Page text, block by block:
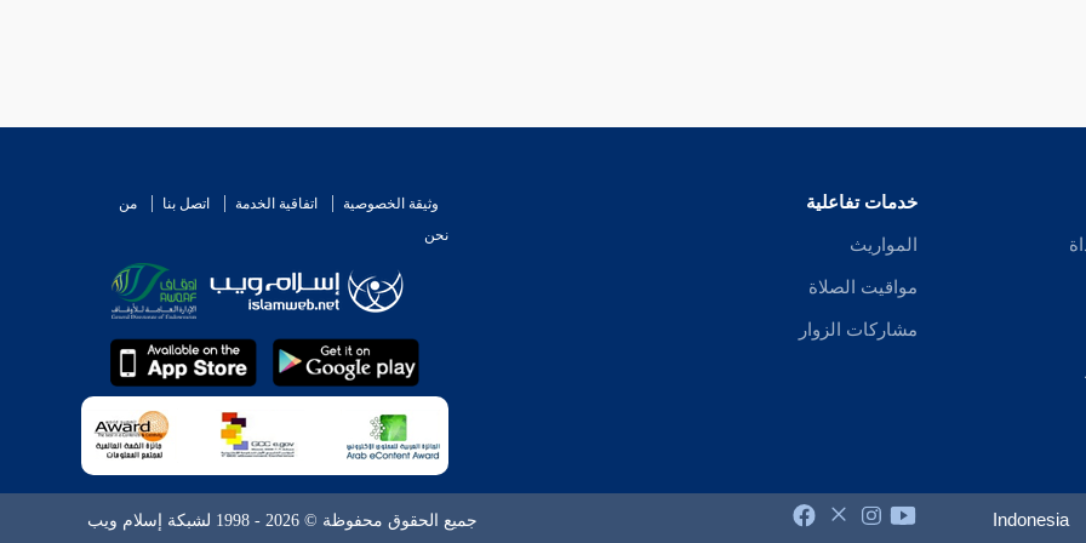
خدمات تفاعلية
المواريث
مواقيت الصلاة
مشاركات الزوار
وثيقة الخصوصية اتفاقية الخدمة اتصل بنا
من
نحن
Indonesia جميع الحقوق محفوظة © 2026 - 1998 لشبكة إسلام ويب